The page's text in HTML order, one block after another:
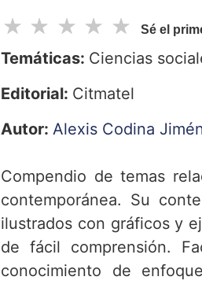
☆
☆
☆
☆
☆ Sé el
Temáticas: Ciencias
Editorial: Citmatel
Autor: Alexis Codina
Compendio de temas
contemporánea. Su
ilustrados con gráficos y
de fácil comprensión.
conocimiento de